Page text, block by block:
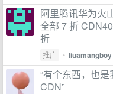
阿里腾讯华为火
全部 7 折
折
推广 • liuamangboy
“有个东西，也
CDN”